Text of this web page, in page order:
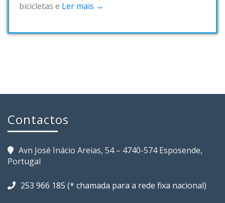
bicicletas e Ler mais →
Contactos
Avn José Inácio Areias, 54 – 4740-574 Esposende,
Portugal
253 966 185 (* chamada para a rede fixa nacional)